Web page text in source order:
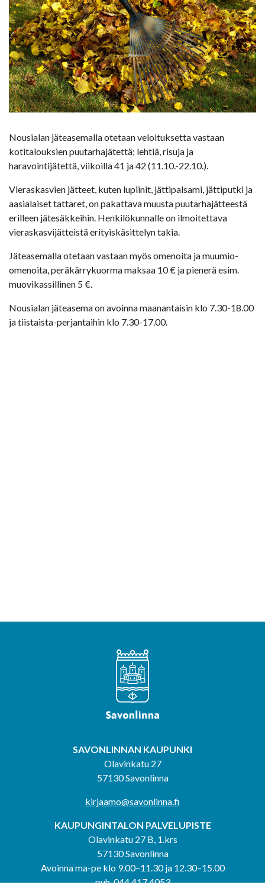
Nousialan jäteasemalla otetaan veloituksetta vastaan
kotitalouksien puutarhajätettä; lehtiä, risuja ja
haravointijätettä, viikoilla 41 ja 42 (11.10.-22.10.).
Vieraskasvien jätteet, kuten lupiinit, jättipalsami, jättiputki ja
aasialaiset tattaret, on pakattava muusta puutarhajätteestä
erilleen jätesäkkeihin. Henkilökunnalle on ilmoitettava
vieraskasvijätteistä erityiskäsittelyn takia.
Jäteasemalla otetaan vastaan myös omenoita ja muumio-
omenoita, peräkärrykuorma maksaa 10 € ja pienerä esim.
muovikassillinen 5 €.
Nousialan jäteasema on avoinna maanantaisin klo 7.30-18.00
ja tiistaista-perjantaihin klo 7.30-17.00.
SAVONLINNAN KAUPUNKI
Olavinkatu 27
57130 Savonlinna
kirjaamo@savonlinna.fi
KAUPUNGINTALON PALVELUPISTE
Olavinkatu 27 B, 1.krs
57130 Savonlinna
Avoinna ma-pe klo 9.00–11.30 ja 12.30–15.00
puh. 044 417 4053